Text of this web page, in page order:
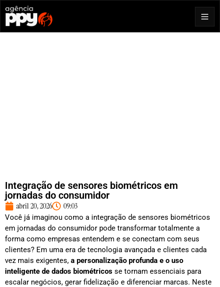
Integração de sensores biométricos em
jornadas do consumidor
abril 20, 2026 09:03
Você já imaginou como a integração de sensores biométricos
em jornadas do consumidor pode transformar totalmente a
forma como empresas entendem e se conectam com seus
clientes? Em uma era de tecnologia avançada e clientes cada
vez mais exigentes, a personalização profunda e o uso
inteligente de dados biométricos se tornam essenciais para
escalar negócios, gerar fidelização e diferenciar marcas. Neste